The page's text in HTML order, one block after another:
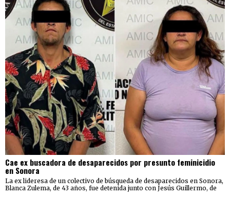
Cae ex buscadora de desaparecidos por presunto feminicidio
en Sonora
La ex lideresa de un colectivo de búsqueda de desaparecidos en Sonora,
Blanca Zulema, de 43 años, fue detenida junto con Jesús Guillermo, de